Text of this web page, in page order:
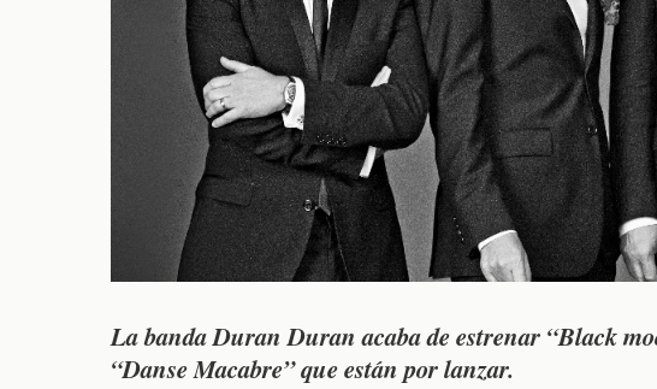
La banda Duran Duran acaba de estrenar “Black
“Danse Macabre” que están por lanzar.